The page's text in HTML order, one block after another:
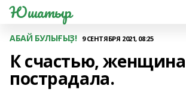
Юшатыр
АБАЙ БУЛЫҒЫҘ! 9 СЕНТЯБРЯ 2021, 08:25
К счастью,
пострадала.